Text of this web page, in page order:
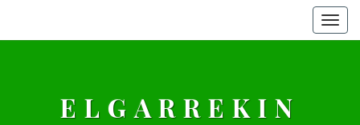
ELGARREKIN